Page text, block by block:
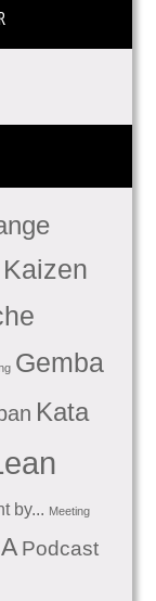
Gemba
Kata
by... Meeting
Podcast